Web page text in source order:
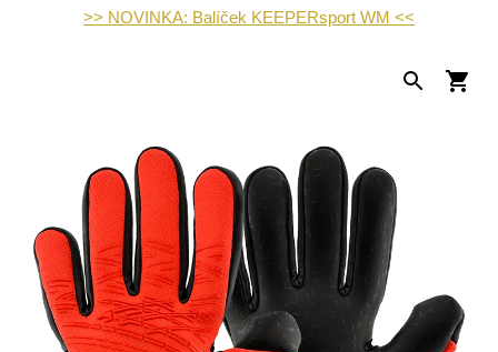
>> NOVINKA: Balíček KEEPERsport WM <<